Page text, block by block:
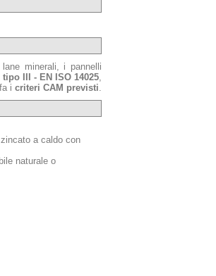
minerali, i pannelli
tipo III - EN ISO 14025
i criteri CAM previsti
a caldo con
naturale o